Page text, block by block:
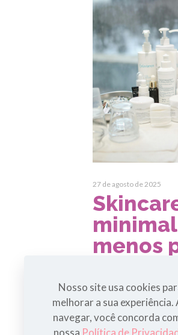
27 de agosto de 2025
menos
mais
para a
Leia mais
Nosso site usa cookies
melhorar a sua experiência.
navegar, você concorda
nossa Política de